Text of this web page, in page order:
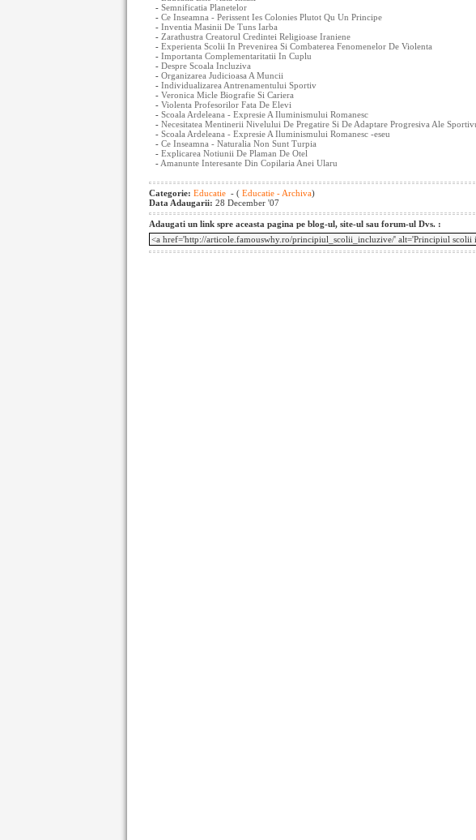
- Semnificatia Planetelor
- Ce Inseamna - Perissent Ies Colonies Plutot Qu Un Principe
- Inventia Masinii De Tuns Iarba
- Zarathustra Creatorul Credintei Religioase Iraniene
- Experienta Scolii In Prevenirea Si Combaterea Fenomenelor De Violenta
- Importanta Complementaritatii In Cuplu
- Despre Scoala Incluziva
- Organizarea Judicioasa A Muncii
- Individualizarea Antrenamentului Sportiv
- Veronica Micle Biografie Si Cariera
- Violenta Profesorilor Fata De Elevi
- Scoala Ardeleana - Expresie A Iluminismului Romanesc
- Necesitatea Mentinerii Nivelului De Pregatire Si De Adaptare Progresiva Ale
- Scoala Ardeleana - Expresie A Iluminismului Romanesc -eseu
- Ce Inseamna - Naturalia Non Sunt Turpia
- Explicarea Notiunii De Plaman De Otel
- Amanunte Interesante Din Copilaria Anei Ularu
Categorie: Educatie - ( Educatie - Archiva)
Data Adaugarii: 28 December '07
Adaugati un link spre aceasta pagina pe blog-ul, site-ul sau forum-ul Dvs. :